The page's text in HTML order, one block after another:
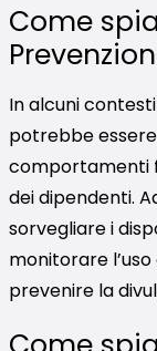
Come
In alcuni
potrebbe
comportamenti
dei dipendenti.
sorvegliare i
monitorare
prevenire la